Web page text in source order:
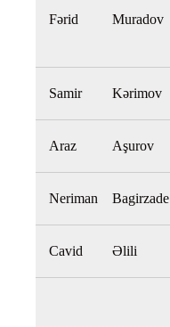
Fərid Muradov
Samir Kərimov
Araz Aşurov
Neriman Bagirzade
Cavid Əlili